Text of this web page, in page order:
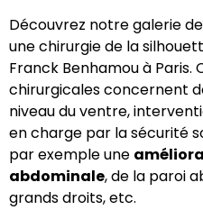
Découvrez notre galerie
une chirurgie de la
Franck Benhamou à Paris.
chirurgicales concernent
niveau du ventre,
en charge par la sécurité
par exemple une
abdominale, de la paroi
grands droits, etc.